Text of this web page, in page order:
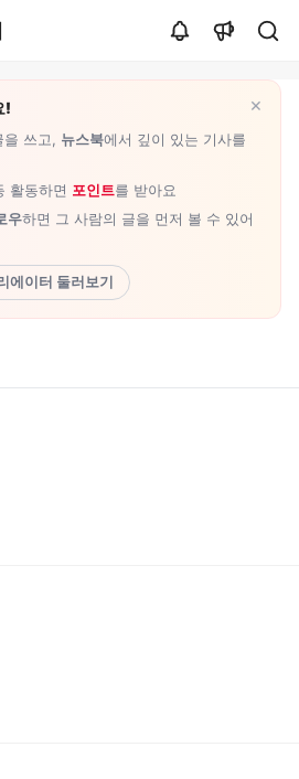
×
!
을 쓰고, 뉴스북에서 깊이 있는 기사를
활동하면 포인트를 받아요
우하면 그 사람의 글을 먼저 볼 수 있어
에이터 둘러보기